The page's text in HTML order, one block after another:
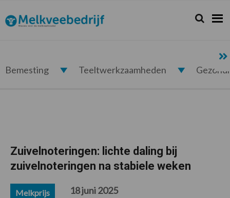
de
hoofdnavigatie
de
hoofd
de
eerste
de
voettekst
Melkveebedrijf.nl Zoeken...
Zoek
Bemesting Teeltwerkzaamheden
Zuivelnoteringen: lichte daling bij
zuivelnoteringen na stabiele weken
Melkprijs 18 juni 2025